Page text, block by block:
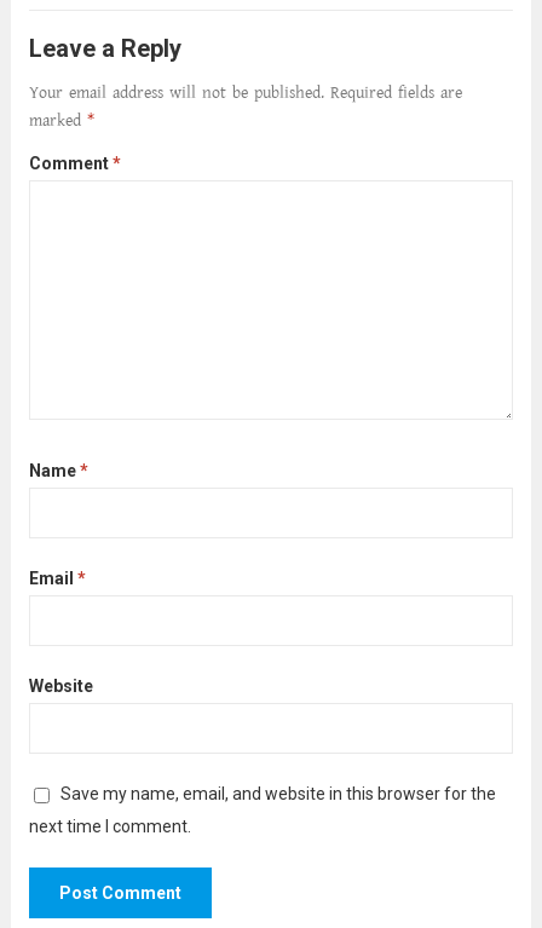
আমার শরীরে সখ্য গড়ে, তোমার গহন ঊর্মিল যৌবন
আনে আশ্বন...
Leave a Reply
Your email address will not be published. Required fields are
marked *
Comment*
Name*
Email *
Website
Save my name, email, and website in this browser for the
next time I comment.